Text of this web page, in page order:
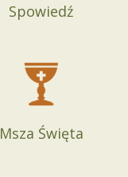
Spowiedź
Msza Święta